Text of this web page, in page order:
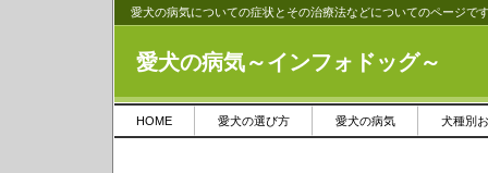
愛犬の病気についての症状とその治療法などについてのページで
愛犬の病気～インフォドッグ～
HOME 愛犬の選び方 愛犬の病気 犬種別